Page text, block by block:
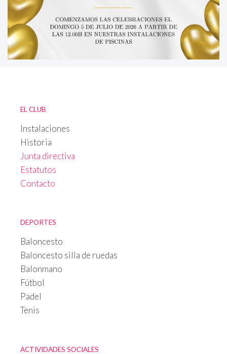
EL CLUB
Instalaciones
Historia
Junta directiva
Estatutos
Contacto
DEPORTES
Baloncesto
Baloncesto silla de ruedas
Balonmano
Fútbol
Padel
Tenis
ACTIVIDADES SOCIALES